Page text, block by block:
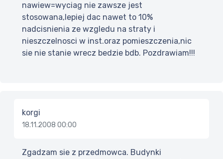
nawiew=wyciag nie zawsze jest
stosowana,lepiej dac nawet to 10%
nadcisnienia ze wzgledu na straty i
nieszczelnosci w inst.oraz pomieszczenia,nic
sie nie stanie wrecz bedzie bdb. Pozdrawiam!!!
korgi
18.11.2008 00:00
Zgadzam sie z przedmowca. Budynki